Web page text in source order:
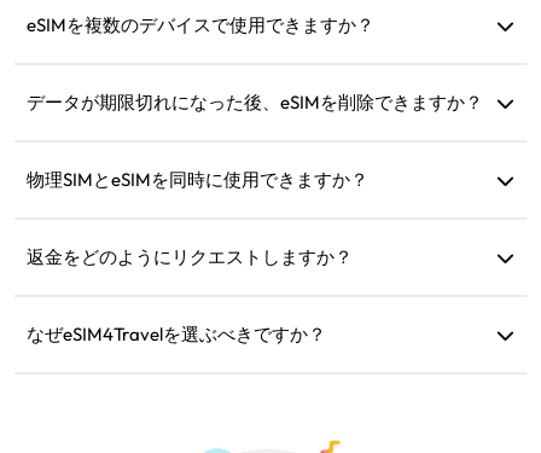
確認できます。
eSIMを複数のデバイスで使用できますか？
せん。移行についてはカスタマーサポートにお問い合わせ
データが期限切れになった後、eSIMを削除できますか？
的で保持することもできます。
物理SIMとeSIMを同時に使用できますか？
めに、モバイルデータをeSIMでのみ有効にしてください。
返金をどのようにリクエストしますか？
合、または技術的な問題がある場合、返金をリクエストで
なぜeSIM4Travelを選ぶべきですか？